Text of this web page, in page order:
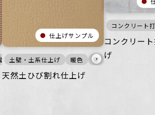
商業空間 宿泊施設 ビル・マンション
ざらざら オフィス 住空間
仕上げサンプル
土壁・土系仕上げ 暖色 壁 ざらざら
›
天然土ひび割れ仕上げ
コンクリート
コンクリー
げ